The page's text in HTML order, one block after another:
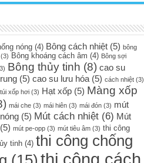
nóng(4) Bông cách nhiệt(5) bông
Bông khoáng cách âm (4) Bông sợi
Bông thủy tinh (8) cao su
(5) cao su lưu hóa(5) cách nhiệt(3)
xốp hơi(3) Hạt xốp(5) Màng xốp
mái che(3) mái hiên(3) mái đón(3) mút
(5) Mút cách nhiệt(6) Mút
mút pe-opp(3) mút tiêu âm(3) thi công
tinh(4) thi công chống